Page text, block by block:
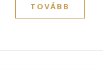
TOVÁBB